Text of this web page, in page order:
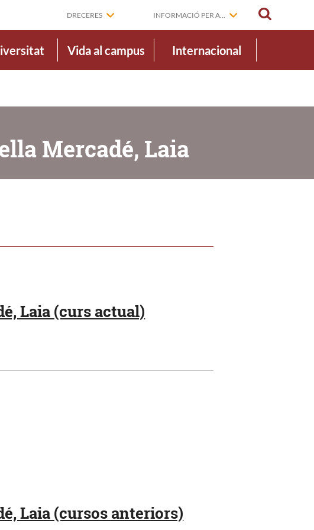
DRECERES INFORMACIÓ PER A...
Vida al campus Internacional
Mercadé, Laia
Laia (curs actual)
Laia (cursos anteriors)